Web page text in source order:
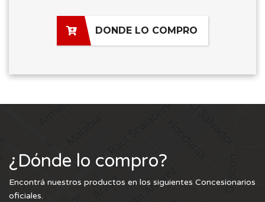
DONDE LO COMPRO
¿Dónde lo compro?
Encontrá nuestros productos en los siguientes Concesionarios
oficiales.